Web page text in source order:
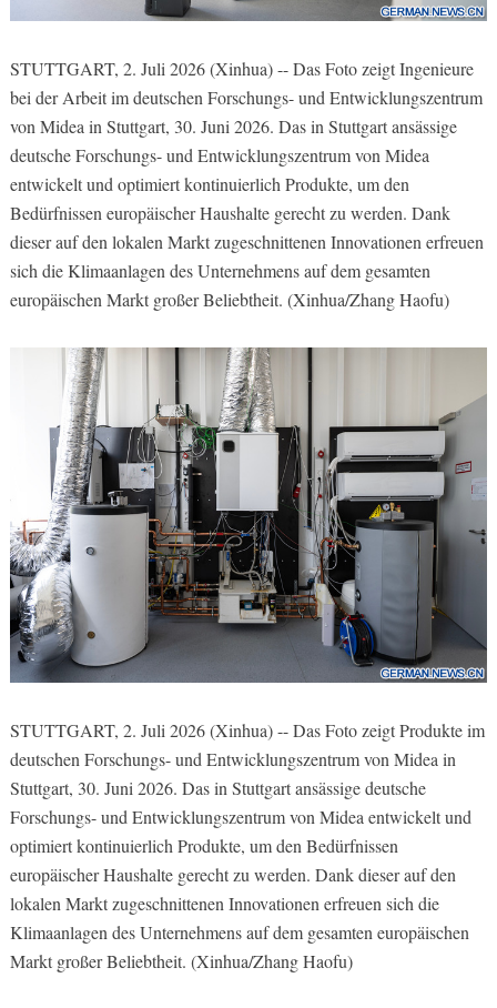
STUTTGART, 2. Juli 2026 (Xinhua) -- Das Foto zeigt Ingenieure
bei der Arbeit im deutschen Forschungs- und Entwicklungszentrum
von Midea in Stuttgart, 30. Juni 2026. Das in Stuttgart ansässige
deutsche Forschungs- und Entwicklungszentrum von Midea
entwickelt und optimiert kontinuierlich Produkte, um den
Bedürfnissen europäischer Haushalte gerecht zu werden. Dank
dieser auf den lokalen Markt zugeschnittenen Innovationen erfreuen
sich die Klimaanlagen des Unternehmens auf dem gesamten
europäischen Markt großer Beliebtheit. (Xinhua/Zhang Haofu)
STUTTGART, 2. Juli 2026 (Xinhua) -- Das Foto zeigt Produkte im
deutschen Forschungs- und Entwicklungszentrum von Midea in
Stuttgart, 30. Juni 2026. Das in Stuttgart ansässige deutsche
Forschungs- und Entwicklungszentrum von Midea entwickelt und
optimiert kontinuierlich Produkte, um den Bedürfnissen
europäischer Haushalte gerecht zu werden. Dank dieser auf den
lokalen Markt zugeschnittenen Innovationen erfreuen sich die
Klimaanlagen des Unternehmens auf dem gesamten europäischen
Markt großer Beliebtheit. (Xinhua/Zhang Haofu)